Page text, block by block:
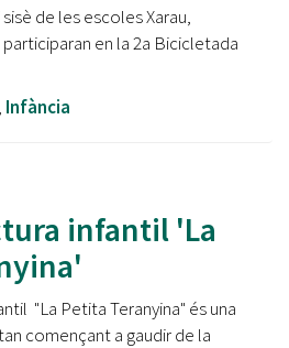
de les escoles Xarau,
participaran en la 2a Bicicletada
, Infància
infantil 'La
"La Petita Teranyina" és una
començant a gaudir de la